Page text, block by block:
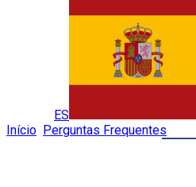
ES
Início Perguntas Frequentes